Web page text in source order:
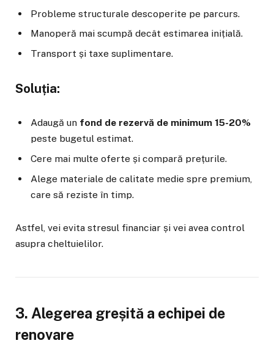
Probleme structurale descoperite pe parcurs.
Manoperă mai scumpă decât estimarea inițială.
Transport și taxe suplimentare.
Soluția:
Adaugă un fond de rezervă de minimum 15-20%
peste bugetul estimat.
Cere mai multe oferte și compară prețurile.
Alege materiale de calitate medie spre premium,
care să reziste în timp.
Astfel, vei evita stresul financiar și vei avea control
asupra cheltuielilor.
3. Alegerea greșită a echipei de
renovare